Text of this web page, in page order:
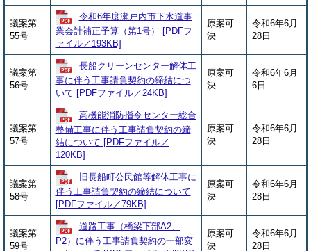
議案第
55号
令和6年度瀬戸内市下水道事
業会計補正予算（第1号） [PDFフ
ァイル／193KB]
原案可
決
令和6年6月
28日
議案第
56号
長船クリーンセンター解体工
事に伴う工事請負契約の締結につ
いて [PDFファイル／24KB]
原案可
決
令和6年6月
6日
議案第
57号
高機能消防指令センター総合
整備工事に伴う工事請負契約の締
結について [PDFファイル／
120KB]
原案可
決
令和6年6月
28日
議案第
58号
旧長船町公民館等解体工事に
伴う工事請負契約の締結について
[PDFファイル／79KB]
原案可
決
令和6年6月
28日
議案第
59号
道路工事（橋梁下部A2、
P2）に伴う工事請負契約の一部変
原案可
決
令和6年6月
28日